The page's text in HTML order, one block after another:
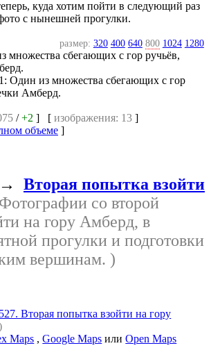
куда хотим пойти в следующий раз
с нынешней прогулки.
размер: 320 400 640 800 1024 1280
Один из множества сбегающих с гор
Амберд.
/+2 ] [ изображения: 13 ]
объеме ]
→ Вторая попытка взойти
со второй
на гору Амберд, в
прогулки и подготовки
вершинам. )
Вторая попытка взойти на гору
Maps ,Google Maps илиOpen Maps